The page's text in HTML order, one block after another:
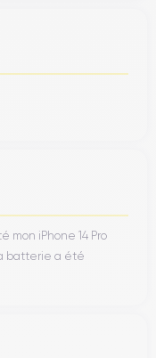
iPhone 14 Pro
batterie a été